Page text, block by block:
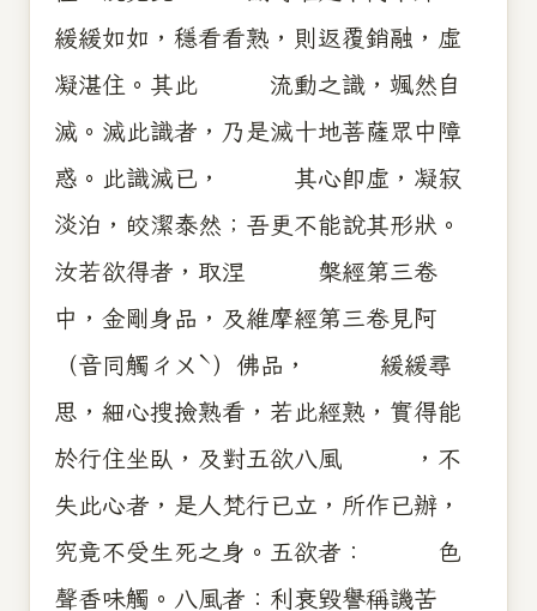
緩緩如如，穩看看熟，則返覆銷融，虛
凝湛住。其此 流動之識，颯然自
滅。滅此識者，乃是滅十地菩薩眾中障
惑。此識滅已， 其心即虛，凝寂
淡泊，皎潔泰然；吾更不能說其形狀。
汝若欲得者，取涅 槃經第三卷
中，金剛身品，及維摩經第三卷見阿
（音同觸ㄔㄨˋ）佛品， 緩緩尋
思，細心搜撿熟看，若此經熟，實得能
於行住坐臥，及對五欲八風 ，不
失此心者，是人梵行已立，所作已辦，
究竟不受生死之身。五欲者： 色
聲香味觸。八風者：利衰毀譽稱譏苦